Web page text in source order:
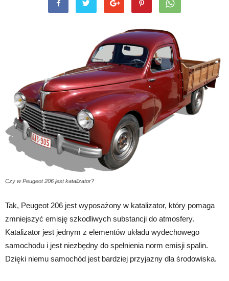
Czy w Peugeot 206 jest katalizator?
Tak, Peugeot 206 jest wyposażony w katalizator, który pomaga
zmniejszyć emisję szkodliwych substancji do atmosfery.
Katalizator jest jednym z elementów układu wydechowego
samochodu i jest niezbędny do spełnienia norm emisji spalin.
Dzięki niemu samochód jest bardziej przyjazny dla środowiska.